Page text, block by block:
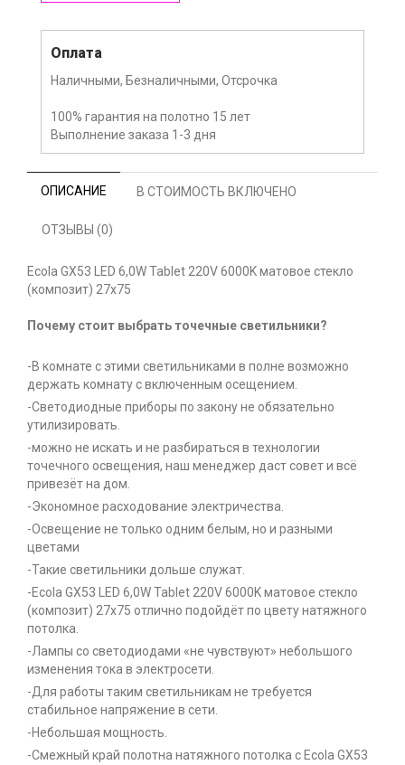
Оплата
Наличными, Безналичными, Отсрочка
100% гарантия на полотно 15 лет
Выполнение заказа 1-3 дня
ОПИСАНИЕ В СТОИМОСТЬ ВКЛЮЧЕНО
ОТЗЫВЫ (0)
Ecola GX53 LED 6,0W Tablet 220V 6000K матовое стекло
(композит) 27x75
Почему стоит выбрать точечные светильники?
-В комнате с этими светильниками в полне возможно
держать комнату с включенным осещением.
-Светодиодные приборы по закону не обязательно
утилизировать.
-можно не искать и не разбираться в технологии
точечного освещения, наш менеджер даст совет и всё
привезёт на дом.
-Экономное расходование электричества.
-Освещение не только одним белым, но и разными
цветами
-Такие светильники дольше служат.
-Ecola GX53 LED 6,0W Tablet 220V 6000K матовое стекло
(композит) 27x75 отлично подойдёт по цвету натяжного
потолка.
-Лампы со светодиодами «не чувствуют» небольшого
изменения тока в электросети.
-Для работы таким светильникам не требуется
стабильное напряжение в сети.
-Небольшая мощность.
-Смежный край полотна натяжного потолка с Ecola GX53